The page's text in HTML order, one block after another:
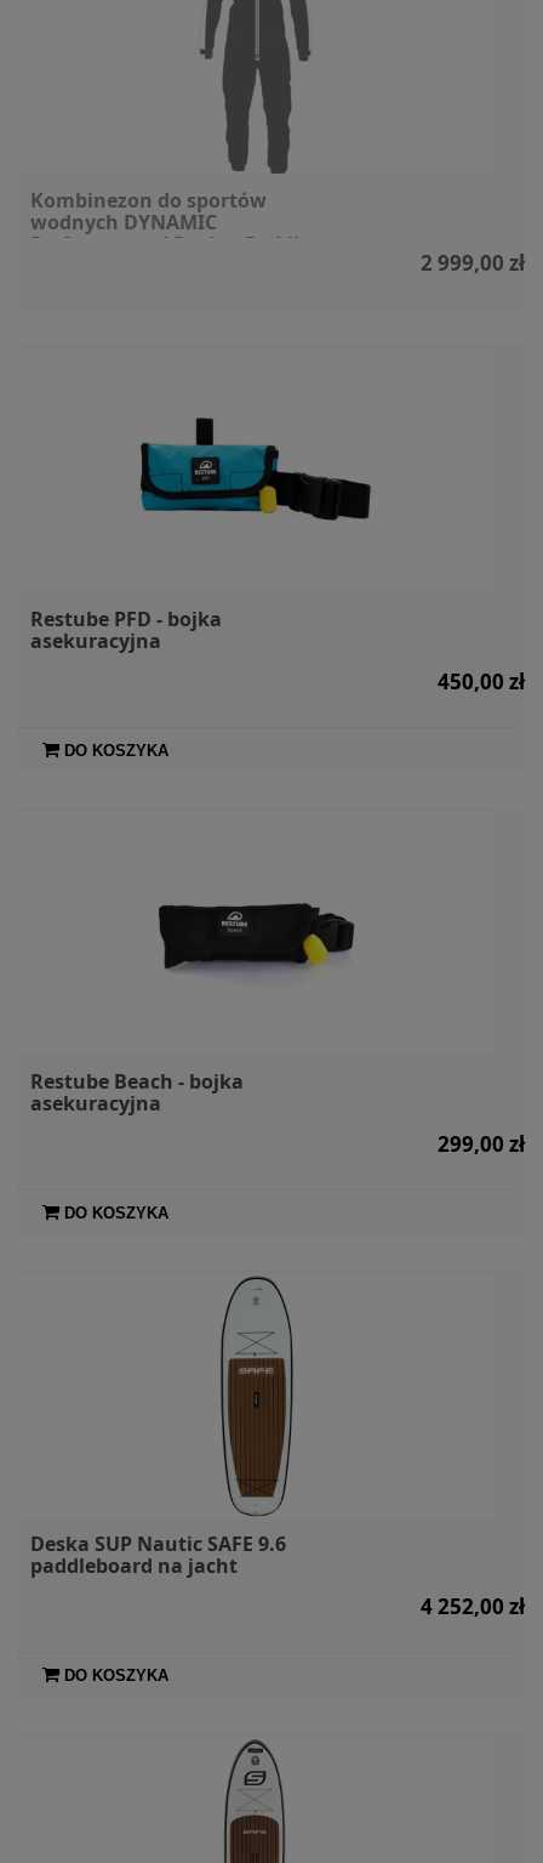
Kombinezon do sportów
wodnych DYNAMIC
Performance / Racing Paddle
2 999,00 zł
Restube PFD - bojka
asekuracyjna
450,00 zł
DO KOSZYKA
Restube Beach - bojka
asekuracyjna
299,00 zł
DO KOSZYKA
Deska SUP Nautic SAFE 9.6
paddleboard na jacht
4 252,00 zł
DO KOSZYKA